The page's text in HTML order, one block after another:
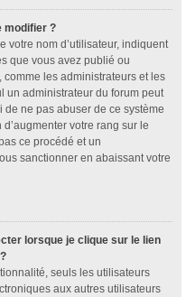
modifier ?
votre nom d’utilisateur, indiquent
que vous avez publié ou
les administrateurs et les
un administrateur du forum peut
ne pas abuser de ce système
votre rang sur le
ce procédé et un
sanctionner en abaissant votre
lorsque je clique sur le lien
seuls les utilisateurs
aux autres utilisateurs